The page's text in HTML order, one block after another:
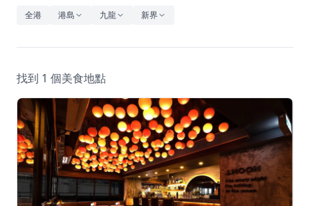
全港 港島 九龍 新界
找到 1 個美食地點